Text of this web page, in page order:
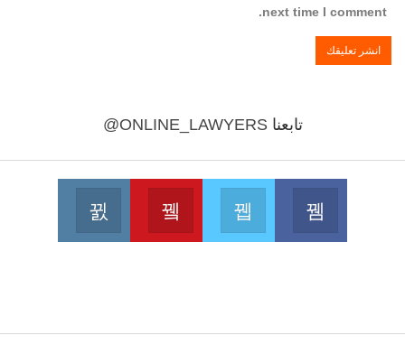
next time I comment.
تابعنا@ONLINE_LAWYERS
Facebook
Join us on Facebook
Twitter
Join us on Twitter
Youtube
Join us on Youtube